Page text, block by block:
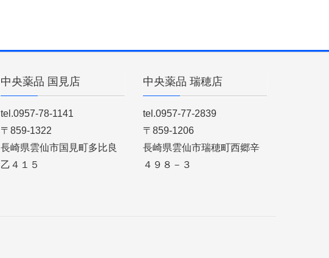
中央薬品 国見店
tel.0957-78-1141
〒859-1322
長崎県雲仙市国見町多比良
乙４１５
中央薬品 瑞穂店
tel.0957-77-2839
〒859-1206
長崎県雲仙市瑞穂町西郷辛
４９８－３